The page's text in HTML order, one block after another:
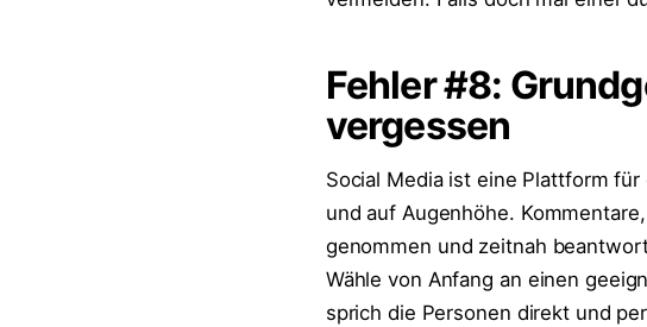
Fehler #8:
vergessen
Social Media ist eine Plattform
und auf Augenhöhe.
genommen und zeitnah
Wähle von Anfang an einen
sprich die Personen direkt und